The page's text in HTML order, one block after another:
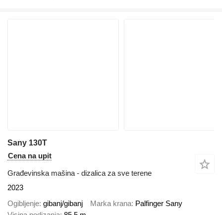
Sany 130T
Cena na upit
Građevinska mašina - dizalica za sve terene
2023
Ogibljenje gibanj/gibanj Marka krana Palfinger Sany